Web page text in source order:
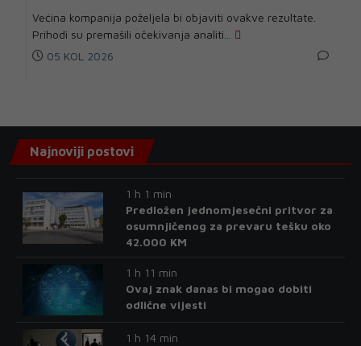
Većina kompanija poželjela bi objaviti ovakve rezultate.
Prihodi su premašili očekivanja analiti...
05 KOL 2026
Najnoviji postovi
1 h 1 min
Predložen jednomjesečni pritvor za
osumnjičenog za prevaru tešku oko
42.000 KM
1 h 11 min
Ovaj znak danas bi mogao dobiti
odlične vijesti
1 h 14 min